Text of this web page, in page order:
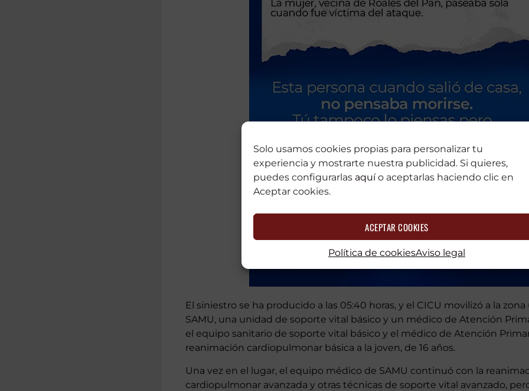
Solo usamos cookies propias para personalizar tu
experiencia y mostrarte nuestra publicidad. Si quieres,
puedes configurarlas aquío aceptarlas haciendo clic en
Aceptar cookies.
ACEPTAR COOKIES
Política de cookiesAviso legal
El siniestro se ha producido a las 05:40 horas, y el CICU movilizó a la
SAMU, una unidad de soporte vital básico y un médico de Atención
el equipo sanitario de soporte vital básico y el médico de Atención
reanimación cardiopulmonar básica a la joven, de 16 años.
Una vez en el lugar, el equipo médico de SAMU continuó con la
cardiopulmonar avanzada y otras técnicas de soporte vital avanzado,